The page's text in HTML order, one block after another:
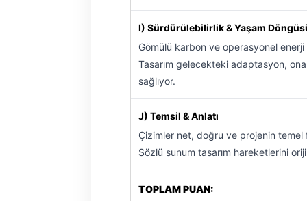
I) Sürdürülebilirlik & Yaşam
Gömülü karbon ve operasyonel
Tasarım gelecekteki adaptasyon,
sağlıyor.
J) Temsil & Anlatı
Çizimler net, doğru ve projenin
Sözlü sunum tasarım hareketlerini
TOPLAM PUAN: